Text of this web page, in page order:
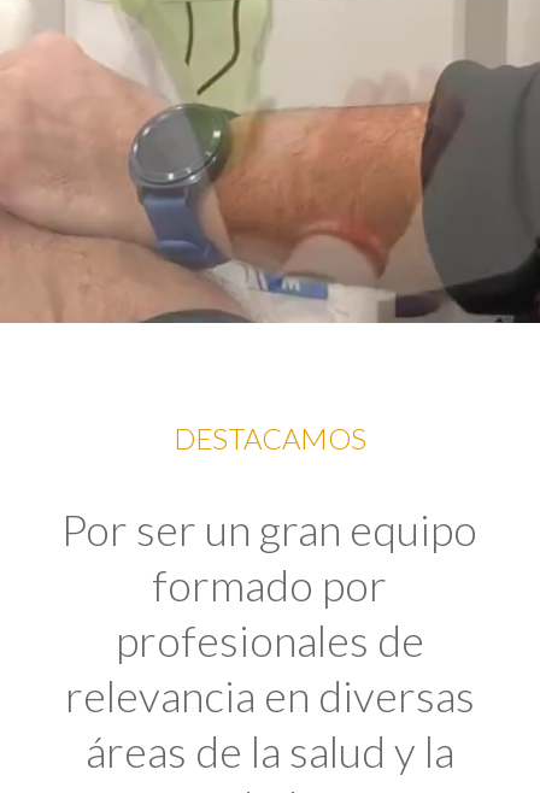
DESTACAMOS
Por ser un gran equipo
formado por
profesionales de
relevancia en diversas
áreas de la salud y la